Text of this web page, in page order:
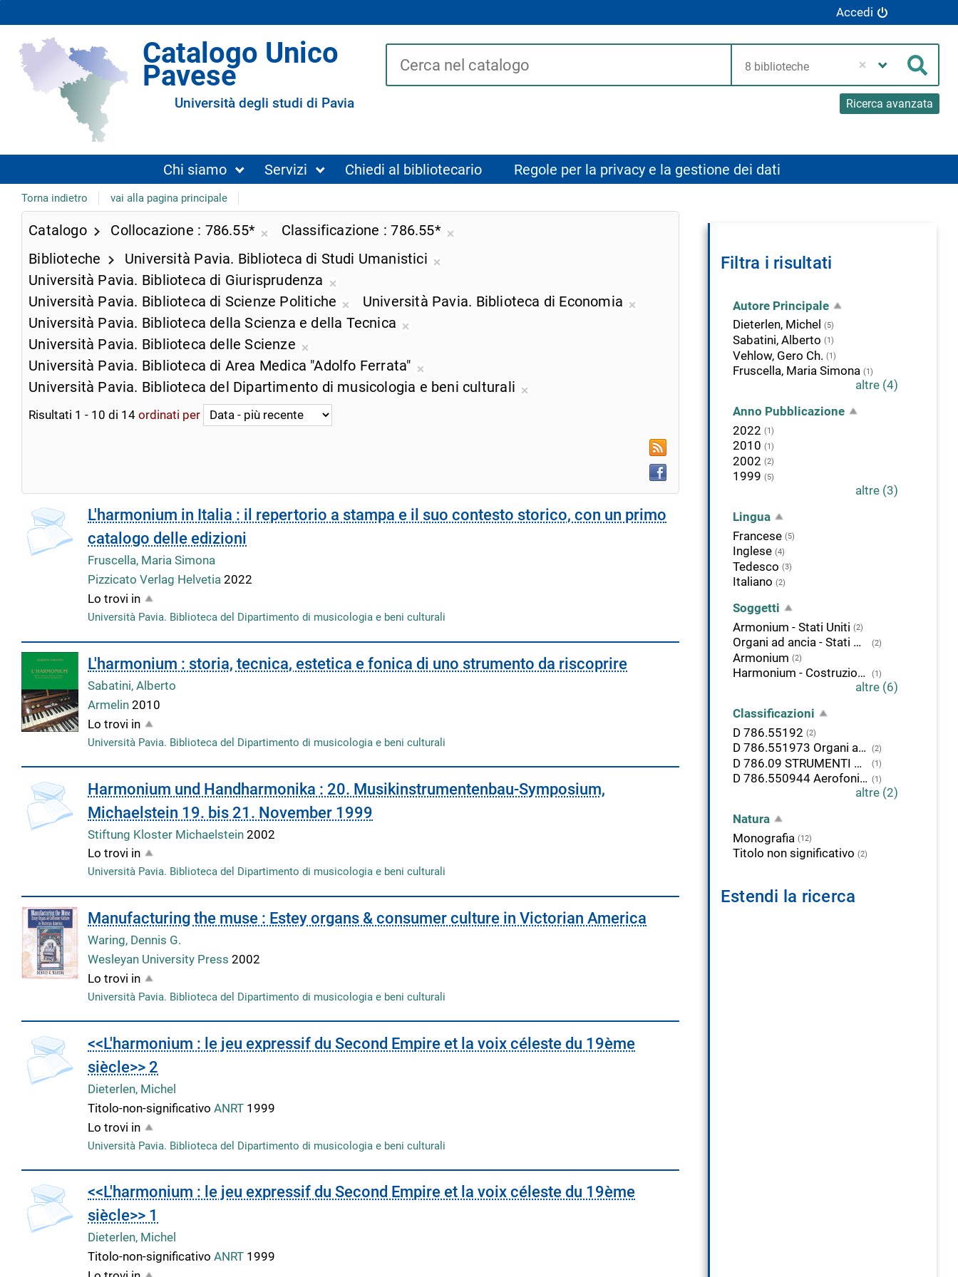
Accedi
Catalogo Unico
Pavese
Università degli studi di Pavia
Cerca su "Catalogo"
Cerca
Ricerca avanzata
Chi siamo Servizi Chiedi al bibliotecario Regole per la privacy e la gestione dei dati
Torna indietro vai alla pagina principale
Catalogo Collocazione
786.55*
dalla
ricerca
corrente
Classificazione
786.55*
corrente
Biblioteche
Università Pavia. Biblioteca di Studi Umanistici
ricerca
Università Pavia. Biblioteca di Giurisprudenza
Rimuovi
dalla
ricerca
Università Pavia. Biblioteca di Scienze Politiche
Rimuovi
dalla
corrente
Università Pavia. Biblioteca di Economia
Università Pavia. Biblioteca della Scienza e della Tecnica
ricerca
corrente
Università Pavia. Biblioteca delle Scienze
Rimuovi
dalla
ricerca
corrente
Università Pavia. Biblioteca di Area Medica "Adolfo Ferrata"
Rimuovi
dalla
Università Pavia. Biblioteca del Dipartimento di musicologia e beni culturali
Risultati 1 - 10 di 14 ordinati per
RSS
Facebook
copertina
L'harmonium in Italia : il repertorio a stampa e il suo contesto storico, con un primo
catalogo delle edizioni
Fruscella, Maria Simona
Pizzicato Verlag Helvetia2022
Lo trovi in
Università Pavia. Biblioteca del Dipartimento di musicologia e beni culturali
L'harmonium : storia, tecnica, estetica e fonica di uno strumento da riscoprire
Sabatini, Alberto
Armelin2010
Lo trovi in
Università Pavia. Biblioteca del Dipartimento di musicologia e beni culturali
Harmonium und Handharmonika : 20. Musikinstrumentenbau-Symposium,
Michaelstein 19. bis 21. November 1999
Stiftung Kloster Michaelstein2002
Lo trovi in
Università Pavia. Biblioteca del Dipartimento di musicologia e beni culturali
Manufacturing the muse : Estey organs & consumer culture in Victorian America
Waring, Dennis G.
Wesleyan University Press2002
Lo trovi in
Università Pavia. Biblioteca del Dipartimento di musicologia e beni culturali
copertina
<<L'harmonium : le jeu expressif du Second Empire et la voix céleste du 19ème
siècle>> 2
Dieterlen, Michel
Titolo-non-significativoANRT 1999
Lo trovi in
Università Pavia. Biblioteca del Dipartimento di musicologia e beni culturali
copertina
<<L'harmonium : le jeu expressif du Second Empire et la voix céleste du 19ème
siècle>> 1
Dieterlen, Michel
Titolo-non-significativoANRT 1999
Filtra i risultati
Autore Principale
Dieterlen, Michel
(5)
Sabatini, Alberto (1)
Vehlow, Gero Ch. (1)
Fruscella, Maria Simona (1)
altre (4)
Anno Pubblicazione
2022 (1)
2010 (1)
2002 (2)
1999 (5)
altre (3)
Lingua
Francese (5)
Inglese (4)
Tedesco (3)
Italiano (2)
Soggetti
Armonium - Stati Uniti (2)
Organi ad ancia - Stati Uniti (2)
Armonium (2)
Harmonium - Costruzione - Manuali (1)
altre (6)
Classificazioni
D 786.55192 (2)
D 786.551973 Organi ad ancia e regali. Strumenti. Stati Uniti (2)
D 786.09 STRUMENTI A TASTIERA, MECCANICI, ELETTROFONI, A PERCUSSIONE. Trattamento storico e geografico (1)
D 786.550944 Aerofoni a tastiera. Organi ad ancia e regali. Francia (1)
altre (2)
Natura
Monografia (12)
Titolo non significativo (2)
Estendi la ricerca